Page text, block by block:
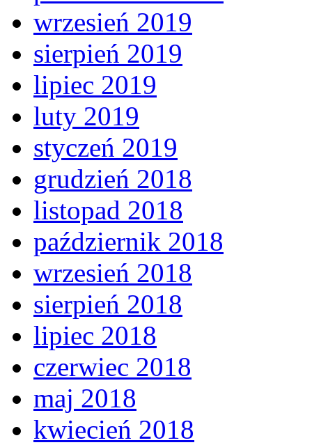
wrzesień 2019
sierpień 2019
lipiec 2019
luty 2019
styczeń 2019
grudzień 2018
listopad 2018
październik 2018
wrzesień 2018
sierpień 2018
lipiec 2018
czerwiec 2018
maj 2018
kwiecień 2018